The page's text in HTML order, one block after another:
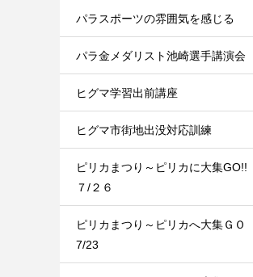
パラスポーツの雰囲気を感じる
パラ金メダリスト池崎選手講演会
ヒグマ学習出前講座
ヒグマ市街地出没対応訓練
ピリカまつり～ピリカに大集GO!!
７/２６
ピリカまつり～ピリカへ大集ＧＯ
7/23